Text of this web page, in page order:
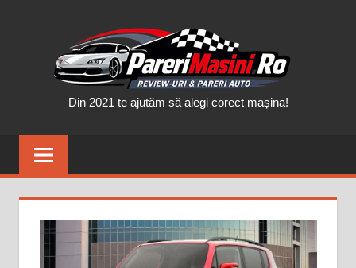
Din 2021 te ajutăm să alegi corect mașina!